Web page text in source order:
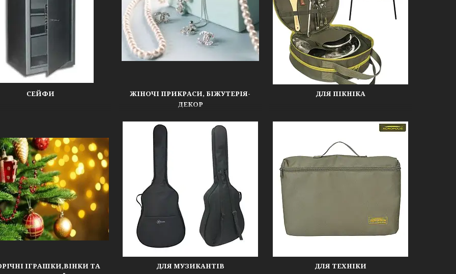
СЕЙФИ
ЖІНОЧІ ПРИКРАСИ, БІЖУТЕРІЯ-
ДЕКОР
ДЛЯ ПІКНІКА
ІГРАШКИ,ВІНКИ ТА
ДЛЯ МУЗИКАНТІВ ДЛЯ ТЕХНІКИ